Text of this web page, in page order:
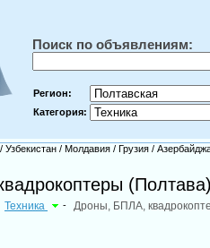
Поиск по объявлениям:
Регион:
Категория:
/ Узбекистан / Молдавия / Грузия /
Техника - Дроны, БПЛА,